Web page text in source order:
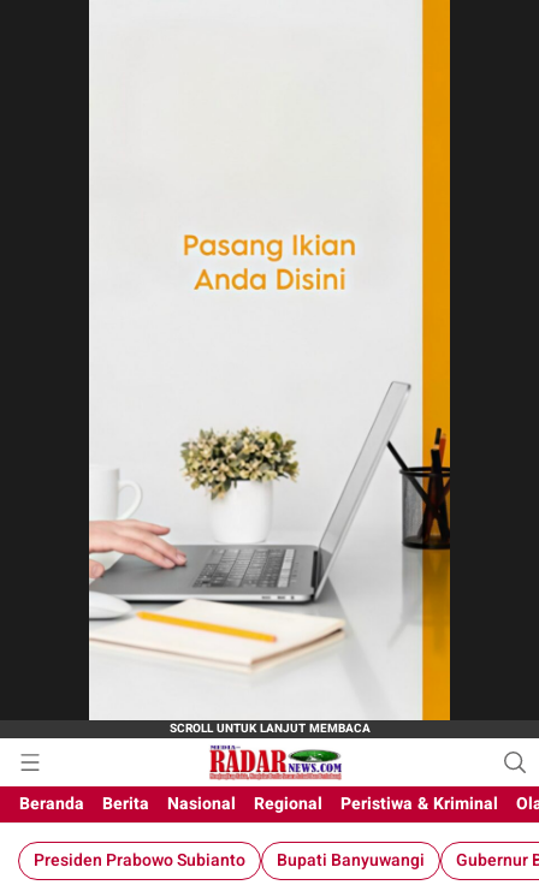
M-Radar News
media online
Beranda
Berita Nasional Regional Peristiwa & Kriminal
Presiden Prabowo Subianto Bupati Banyuwangi Gubernur